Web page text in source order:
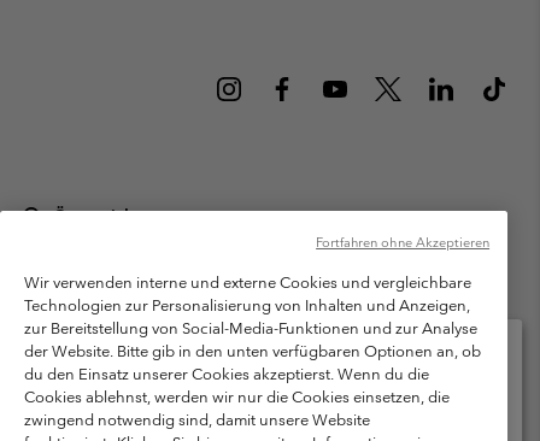
Österreich
Columbia Sportswear Austria GmbH. Moosfeldstraße 1, 5101
Bergheim, Salzburg Österreich. Alle Rechte vorbehalten.
Nutzungsbedingungen
Allgemeine Verkaufsbedingungen
Garantie
Datenschutzerklärung
Bestimmungen und Bedingungen des Mitglieder Programms
Nutzungsbedingungen Für Nutzergenerierte Inhalte
Wir verwenden interne und externe Cookies und vergleichbare
Technologien zur Personalisierung von Inhalten und Anzeigen,
zur Bereitstellung von Social-Media-Funktionen und zur Analyse
der Website. Bitte gib in den unten verfügbaren Optionen an, ob
du den Einsatz unserer Cookies akzeptierst. Wenn du die
Cookies ablehnst, werden wir nur die Cookies einsetzen, die
zwingend notwendig sind, damit unsere Website
Fortfahren ohne Akzeptieren
Bitte wählen Sie Ihr Lieferland und Ihre Sprache